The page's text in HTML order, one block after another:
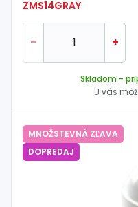
ZMS14GRAY
- +
Skladom -
U vás
MNOŽSTEVNÁ ZĽAVA
DOPREDAJ